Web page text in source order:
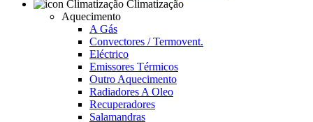
Climatização
Aquecimento
A Gás
Convectores / Termovent.
Eléctrico
Emissores Térmicos
Outro Aquecimento
Radiadores A Oleo
Recuperadores
Salamandras